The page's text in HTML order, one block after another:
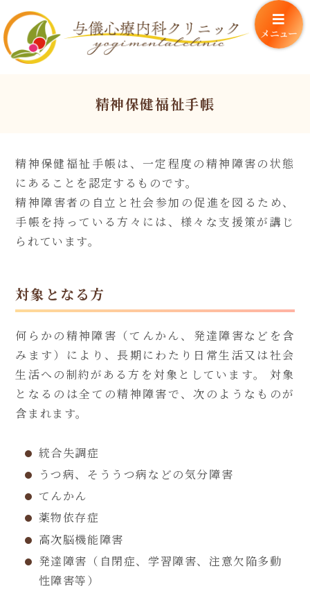
精神保健福祉手帳
精神保健福祉手帳は、一定程度の精神障害の状態
にあることを認定するものです。
精神障害者の自立と社会参加の促進を図るため、
手帳を持っている方々には、様々な支援策が講じ
られています。
対象となる方
何らかの精神障害（てんかん、発達障害などを含
みます）により、長期にわたり日常生活又は社会
生活への制約がある方を対象としています。 対象
となるのは全ての精神障害で、次のようなものが
含まれます。
統合失調症
うつ病、そううつ病などの気分障害
てんかん
薬物依存症
高次脳機能障害
発達障害（自閉症、学習障害、注意欠陥多動
性障害等）
メニュー